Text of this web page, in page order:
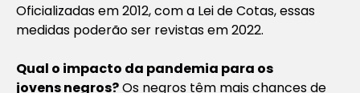
Oficializadas em 2012, com a Lei de Cotas, essas
medidas poderão ser revistas em 2022.
Qual o impacto da pandemia para os
jovensnegros?Os negros têm mais chances de